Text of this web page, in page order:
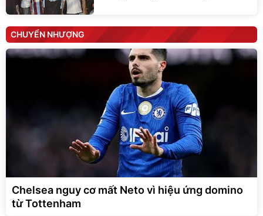
CHUYỂN NHƯỢNG
Chelsea nguy cơ mất Neto vì hiệu ứng domino
từ Tottenham